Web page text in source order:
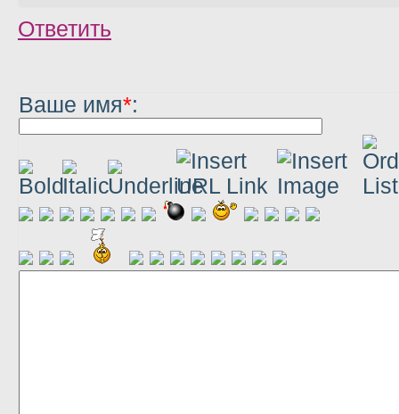
Ответить
Ваше имя*: